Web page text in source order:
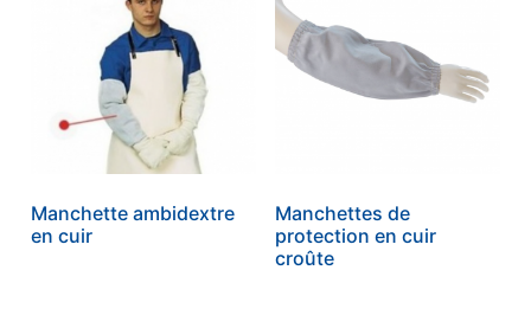
Manchette ambidextre
en cuir
Manchettes de
protection en cuir
croûte